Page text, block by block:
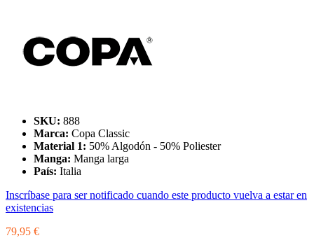
SKU: 888
Marca: Copa Classic
Material 1: 50% Algodón - 50% Poliester
Manga: Manga larga
País: Italia
Inscríbase para ser notificado cuando este producto vuelva a estar en
existencias
79,95 €